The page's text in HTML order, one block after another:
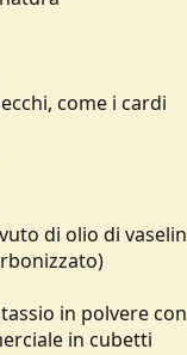
come i cardi
di olio di
in polvere
in cubetti